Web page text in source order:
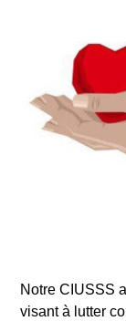
Notre CIUSSS
visant à lutter